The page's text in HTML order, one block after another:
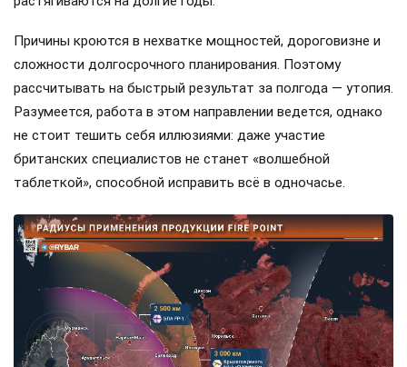
Причины кроются в нехватке мощностей, дороговизне и
сложности долгосрочного планирования. Поэтому
рассчитывать на быстрый результат за полгода — утопия.
Разумеется, работа в этом направлении ведется, однако
не стоит тешить себя иллюзиями: даже участие
британских специалистов не станет «волшебной
таблеткой», способной исправить всё в одночасье.